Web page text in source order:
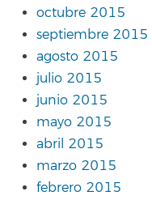
octubre 2015
septiembre 2015
agosto 2015
julio 2015
junio 2015
mayo 2015
abril 2015
marzo 2015
febrero 2015